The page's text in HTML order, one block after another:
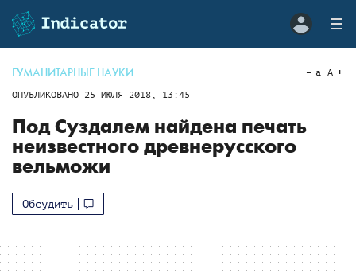
ГУМАНИТАРНЫЕ НАУКИ
ОПУБЛИКОВАНО 25 ИЮЛЯ 2018, 13:45
a A
Под Суздалем найдена печать
неизвестного древнерусского
вельможи
Обсудить